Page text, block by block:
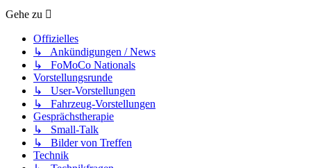
Gehe zu
Offizielles
↳ Ankündigungen / News
↳ FoMoCo Nationals
Vorstellungsrunde
↳ User-Vorstellungen
↳ Fahrzeug-Vorstellungen
Gesprächstherapie
↳ Small-Talk
↳ Bilder von Treffen
Technik